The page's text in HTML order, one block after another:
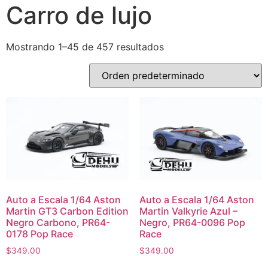
Carro de lujo
Mostrando 1–45 de 457 resultados
Auto a Escala 1/64 Aston
Martin GT3 Carbon Edition
Negro Carbono, PR64-
0178 Pop Race
$349.00
Auto a Escala 1/64 Aston
Martin Valkyrie Azul –
Negro, PR64-0096 Pop
Race
$349.00